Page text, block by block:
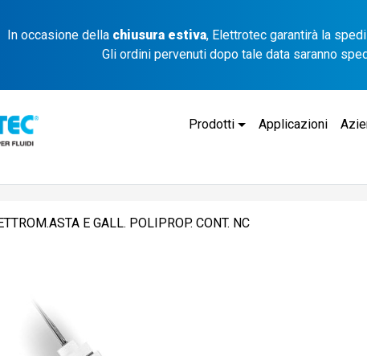
In occasione della chiusura estiva, Elettrotec garantirà la
Gli ordini pervenuti dopo tale data saranno
Prodotti Applicazioni
E GALL. POLIPROP. CONT. NC